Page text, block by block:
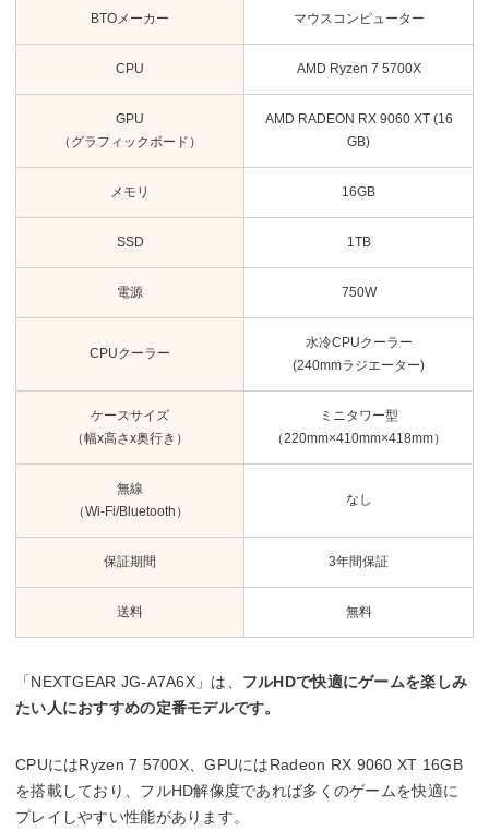
BTOメーカー マウスコンピューター
CPU AMD Ryzen 7 5700X
GPU
（グラフィックボード）
AMD RADEON RX 9060 XT (16
GB)
メモリ 16GB
SSD 1TB
電源 750W
CPUクーラー
水冷CPUクーラー
(240mmラジエーター)
ケースサイズ
（幅x高さx奥行き）
ミニタワー型
（220mm×410mm×418mm）
無線
（Wi-Fi/Bluetooth）
なし
保証期間 3年間保証
送料 無料
「NEXTGEAR JG-A7A6X」は、 フルHDで快適にゲームを楽しみ
たい人におすすめの定番モデルです。
CPUにはRyzen 7 5700X、GPUにはRadeon RX 9060 XT 16GB
を搭載しており、フルHD解像度であれば多くのゲームを快適に
プレイしやすい性能があります。